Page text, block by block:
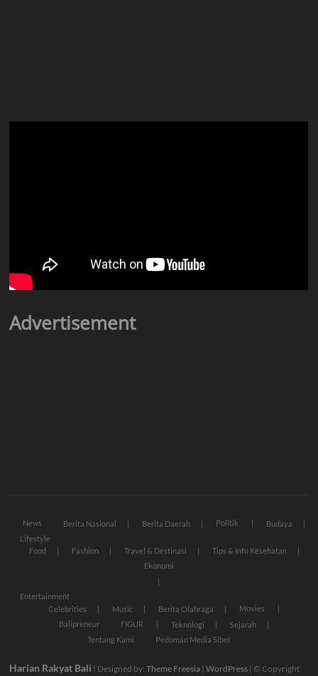
Advertisement
News Berita Nasional Berita Daerah Politik
Budaya
Lifestyle
Food
Fashion Travel & Destinasi
Tips & Info Kesehatan
Ekonomi
Entertainment
Celebrities
Music Berita Olahraga
Movies
Balipreneur
FIGUR Teknologi
Sejarah
Tentang Kami
Pedoman Media Siber
Harian Rakyat Bali | Designed by:Theme Freesia |WordPress | © Copyright